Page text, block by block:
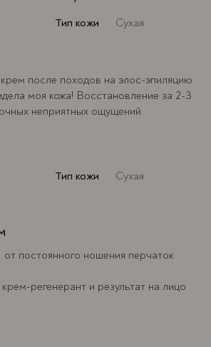
Тип кожи
Сухая
после походов на элос-эпиляцию
моя кожа! Восстановление за 2-3
неприятных ощущений
Тип кожи Сухая
постоянного ношения перчаток
регенерант и результат на лицо